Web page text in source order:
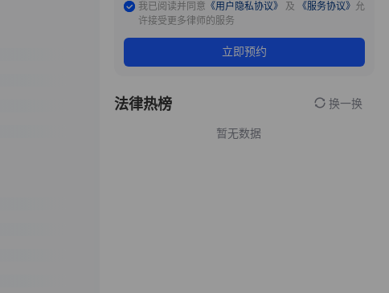
我已阅读并同意 《用户隐私协议》 及 《服务协议》 允
许接受更多律师的服务
立即预约
法律热榜 换一换
暂无数据